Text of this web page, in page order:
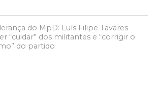
do MpD: Luís Filipe Tavares
“cuidar” dos militantes e “corrigir o
do partido